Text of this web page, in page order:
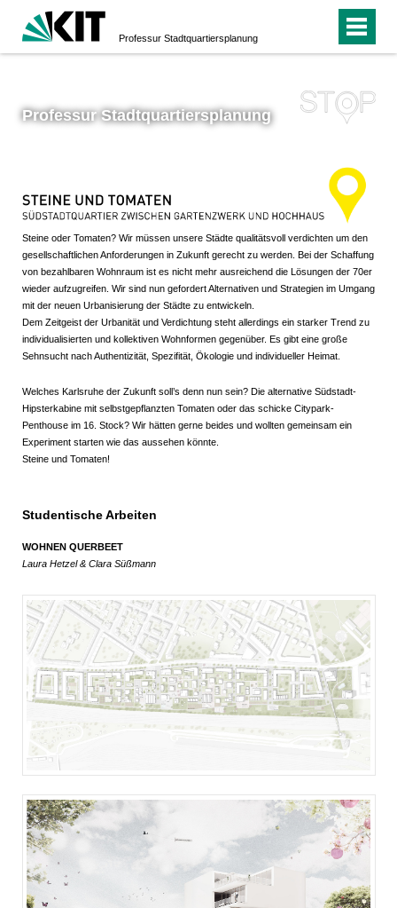
Professur Stadtquartiersplanung
Professur Stadtquartiersplanung
Steine oder Tomaten? Wir müssen unsere Städte qualitätsvoll verdichten um den
gesellschaftlichen Anforderungen in Zukunft gerecht zu werden. Bei der Schaffung
von bezahlbaren Wohnraum ist es nicht mehr ausreichend die Lösungen der 70er
wieder aufzugreifen. Wir sind nun gefordert Alternativen und Strategien im Umgang
mit der neuen Urbanisierung der Städte zu entwickeln.
Dem Zeitgeist der Urbanität und Verdichtung steht allerdings ein starker Trend zu
individualisierten und kollektiven Wohnformen gegenüber. Es gibt eine große
Sehnsucht nach Authentizität, Spezifität, Ökologie und individueller Heimat.
Welches Karlsruhe der Zukunft soll’s denn nun sein? Die alternative Südstadt-
Hipsterkabine mit selbstgepflanzten Tomaten oder das schicke Citypark-
Penthouse im 16. Stock? Wir hätten gerne beides und wollten gemeinsam ein
Experiment starten wie das aussehen könnte.
Steine und Tomaten!
Studentische Arbeiten
WOHNEN QUERBEET
Laura Hetzel & Clara Süßmann